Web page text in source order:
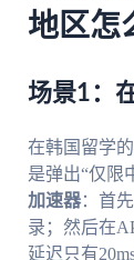
地区怎
场景1：
在韩国留学
是弹出“仅限
加速器：首
录；然后在
延迟只有